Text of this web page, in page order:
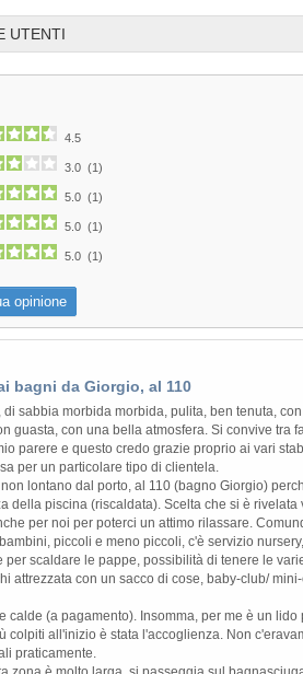
UTENTI
4.5
3.0 (1)
5.0 (1)
5.0 (1)
5.0 (1)
opinione
bagni da Giorgio, al 110
sabbia morbida morbida, pulita, ben tenuta,
guasta, con una bella atmosfera. Si convive tra
parere e questo credo grazie proprio ai vari
per un particolare tipo di clientela.
lontano dal porto, al 110 (bagno Giorgio)
della piscina (riscaldata). Scelta che si è rivelata
per noi per poterci un attimo rilassare.
piccoli e meno piccoli, c'è servizio
per scaldare le pappe, possibilità di tenere le
attrezzata con un sacco di cose, baby-club/
calde (a pagamento). Insomma, per me è un
colpiti all'inizio è stata l'accoglienza. Non
praticamente.
zona è molto larga, si passeggia sul